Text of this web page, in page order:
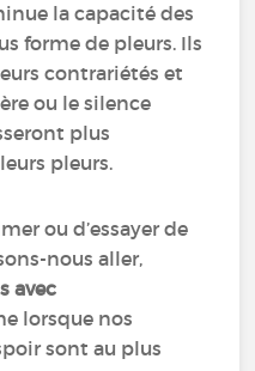
la capacité des
forme de pleurs. Ils
contrariétés et
ou le silence
plus
pleurs.
ou d’essayer de
nous aller,
avec
lorsque nos
sont au plus